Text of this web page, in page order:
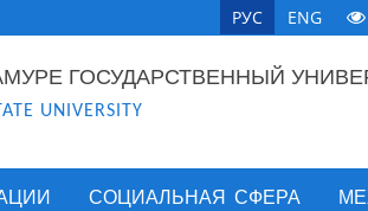
РУС ENG
ГОСУДАРСТВЕННЫЙ
UNIVERSITY
СОЦИАЛЬНАЯ СФЕРА